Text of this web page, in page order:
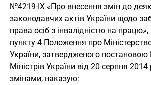
№4219-IX «Про внесення змiн до
законодавчих актiв України щодо
права осiб з iнвалiднiстю на працю»,
пункту 4 Положення про
України, затвердженого постановою
Мiнiстрiв України вiд 20 серпня
змiнами, наказую: